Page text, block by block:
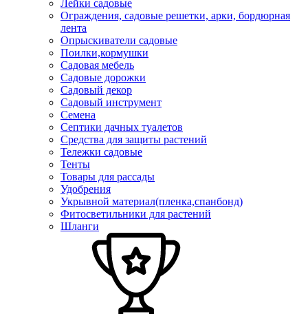
Лейки садовые
Ограждения, садовые решетки, арки, бордюрная
лента
Опрыскиватели садовые
Поилки,кормушки
Садовая мебель
Садовые дорожки
Садовый декор
Садовый инструмент
Семена
Септики дачных туалетов
Средства для защиты растений
Тележки садовые
Тенты
Товары для рассады
Удобрения
Укрывной материал(пленка,спанбонд)
Фитосветильники для растений
Шланги